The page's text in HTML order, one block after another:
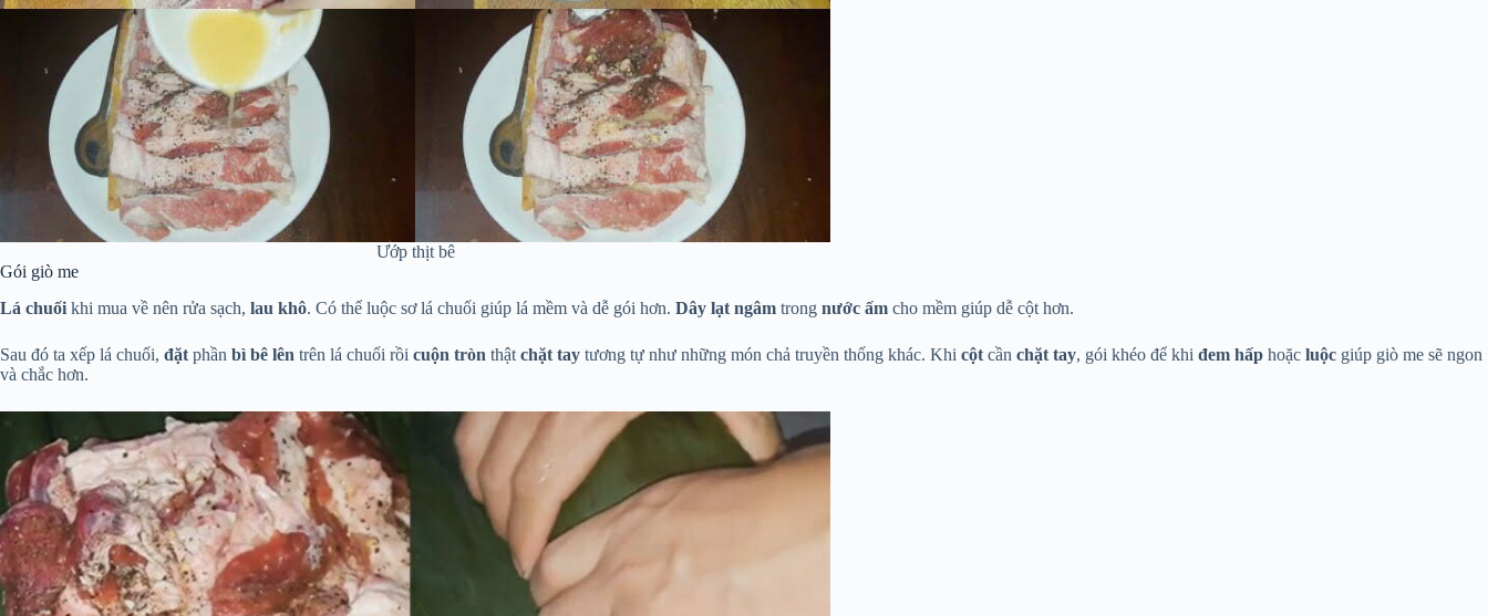
Ướp thịt bê
Gói giò me
Lá chuối khi mua về nên rửa sạch, lau khô. Có thể luộc sơ lá chuối giúp lá mềm và dễ gói hơn. Dây lạt ngâm trong nước ấm cho mềm giúp dễ cột hơn.
Sau đó ta xếp lá chuối, đặt phần bì bê lên trên lá chuối rồi cuộn tròn thật chặt tay tương tự như những món chả truyền thống khác. Khi cột cần chặt tay, gói khéo để khi đem hấp hoặc luộc giúp giò me sẽ ngon
và chắc hơn.